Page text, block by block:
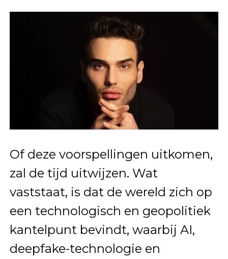
Of deze voorspellingen uitkomen,
zal de tijd uitwijzen. Wat
vaststaat, is dat de wereld zich op
een technologisch en geopolitiek
kantelpunt bevindt, waarbij AI,
deepfake-technologie en